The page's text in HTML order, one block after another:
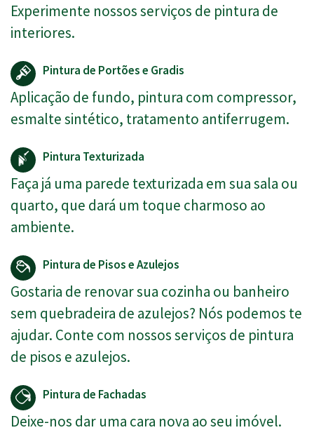
Experimente nossos serviços de pintura de
interiores.
Pintura de Portões e Gradis
Aplicação de fundo, pintura com compressor,
esmalte sintético, tratamento antiferrugem.
Pintura Texturizada
Faça já uma parede texturizada em sua sala ou
quarto, que dará um toque charmoso ao
ambiente.
Pintura de Pisos e Azulejos
Gostaria de renovar sua cozinha ou banheiro
sem quebradeira de azulejos? Nós podemos te
ajudar. Conte com nossos serviços de pintura
de pisos e azulejos.
Pintura de Fachadas
Deixe-nos dar uma cara nova ao seu imóvel.